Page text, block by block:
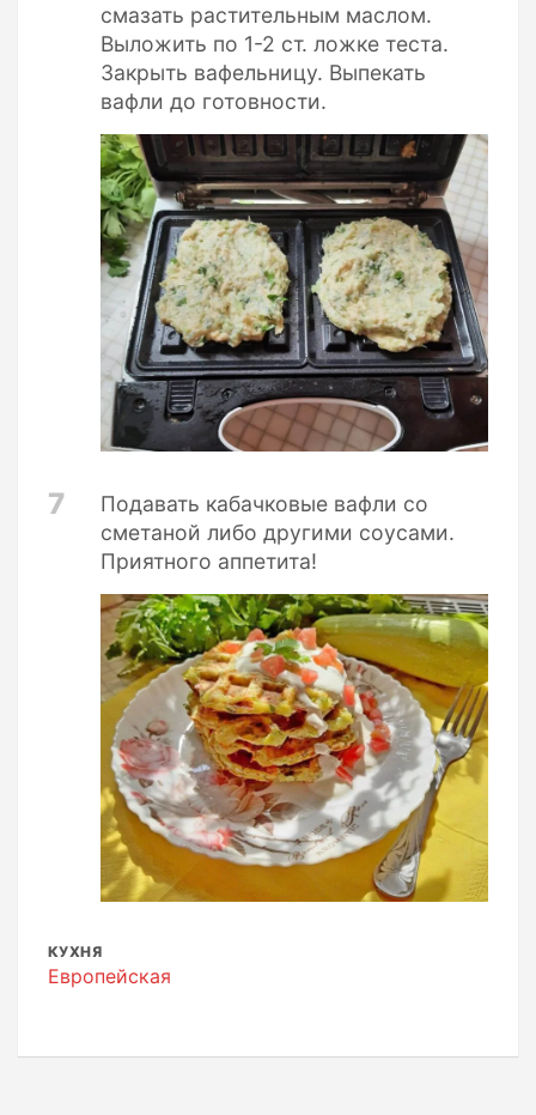
смазать растительным маслом.
Выложить по 1-2 ст. ложке теста.
Закрыть вафельницу. Выпекать
вафли до готовности.
7
Подавать кабачковые вафли со
сметаной либо другими соусами.
Приятного аппетита!
КУХНЯ
Европейская